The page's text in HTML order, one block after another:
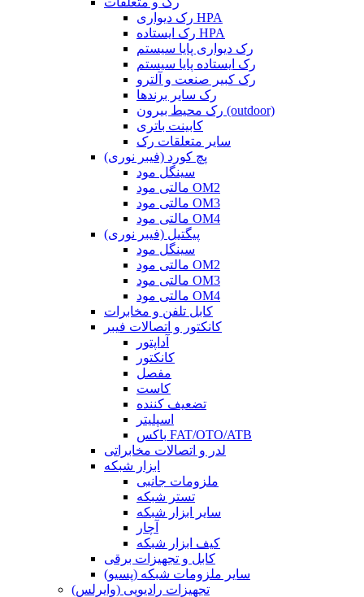
رک دیواری HPA
رک ایستاده HPA
رک دیواری پایا سیستم
رک ایستاده پایا سیستم
رک کبیر صنعت و آلترو
رک سایر برندها
رک محیط بیرون (outdoor)
کابینت باتری
سایر متعلقات رک
پچ کورد (فیبر نوری)
سینگل مود
مالتی مود OM2
مالتی مود OM3
مالتی مود OM4
پیگتیل (فیبر نوری)
سینگل مود
مالتی مود OM2
مالتی مود OM3
مالتی مود OM4
کابل تلفن و مخابرات
کانکتور و اتصالات فیبر
آداپتور
کانکتور
مفصل
کاست
تضعیف کننده
اسپلیتر
باکس FAT/OTO/ATB
لدر و اتصالات مخابراتی
ابزار شبکه
ملزومات جانبی
تستر شبکه
سایر ابزار شبکه
آچار
کیف ابزار شبکه
کابل و تجهیزات برقی
سایر ملزومات شبکه (پسیو)
تجهیزات رادیویی (وایرلس)